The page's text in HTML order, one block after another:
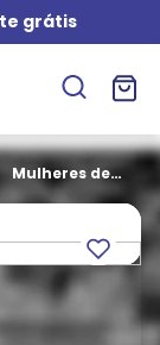
grátis
Mulheres de
Sonho em
Sonhados